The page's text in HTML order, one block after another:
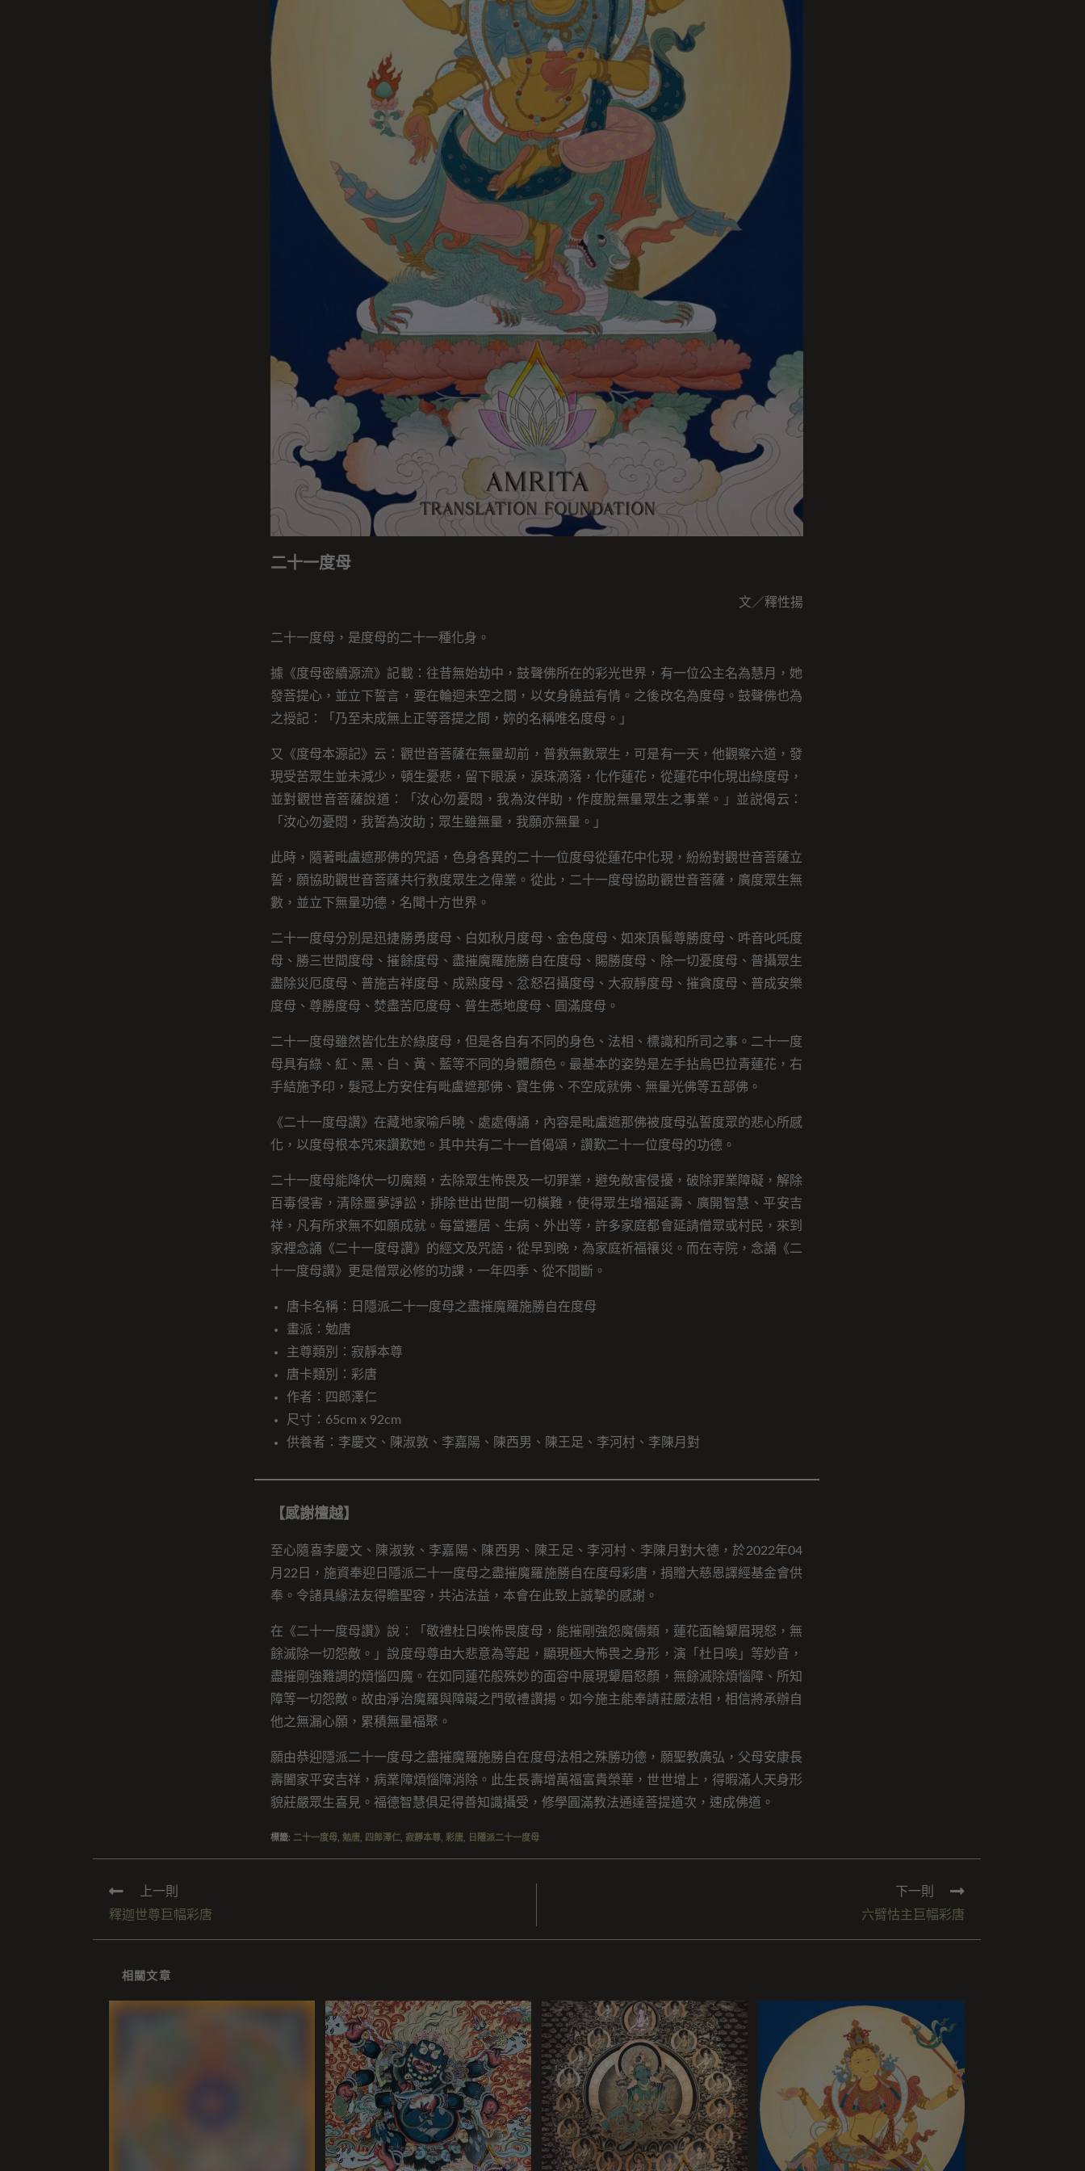
二十一度母
文／釋性揚
二十一度母，是度母的二十一種化身。
據《度母密續源流》記載：往昔無始劫中，鼓聲佛所在的彩光世界，有一位公主名為慧月，她
發菩提心，並立下誓言，要在輪迴未空之間，以女身饒益有情。之後改名為度母。鼓聲佛也為
之授記：「乃至未成無上正等菩提之間，妳的名稱唯名度母。」
又《度母本源記》云：觀世音菩薩在無量刧前，普救無數眾生，可是有一天，他觀察六道，發
現受苦眾生並未減少，頓生憂悲，留下眼淚，淚珠滴落，化作蓮花，從蓮花中化現出綠度母，
並對觀世音菩薩說道：「汝心勿憂悶，我為汝伴助，作度脫無量眾生之事業。」並説偈云：
「汝心勿憂悶，我誓為汝助；眾生雖無量，我願亦無量。」
此時，隨著毗盧遮那佛的咒語，色身各異的二十一位度母從蓮花中化現，紛紛對觀世音菩薩立
誓，願協助觀世音菩薩共行救度眾生之偉業。從此，二十一度母協助觀世音菩薩，廣度眾生無
數，並立下無量功德，名聞十方世界。
二十一度母分別是迅捷勝勇度母、白如秋月度母、金色度母、如來頂髻尊勝度母、吽音叱吒度
母、勝三世間度母、摧餘度母、盡摧魔羅施勝自在度母、賜勝度母、除一切憂度母、普攝眾生
盡除災厄度母、普施吉祥度母、成熟度母、忿怒召攝度母、大寂靜度母、摧貪度母、普成安樂
度母、尊勝度母、焚盡苦厄度母、普生悉地度母、圓滿度母。
二十一度母雖然皆化生於綠度母，但是各自有不同的身色、法相、標識和所司之事。二十一度
母具有綠、紅、黑、白、黃、藍等不同的身體顏色。最基本的姿勢是左手拈烏巴拉青蓮花，右
手結施予印，髮冠上方安住有毗盧遮那佛、寶生佛、不空成就佛、無量光佛等五部佛。
《二十一度母讚》在藏地家喻戶曉、處處傳誦，內容是毗盧遮那佛被度母弘誓度眾的悲心所感
化，以度母根本咒來讚歎她。其中共有二十一首偈頌，讚歎二十一位度母的功德。
二十一度母能降伏一切魔類，去除眾生怖畏及一切罪業，避免敵害侵擾，破除罪業障礙，解除
百毒侵害，清除噩夢諍訟，排除世出世間一切橫難，使得眾生增福延壽、廣開智慧、平安吉
祥，凡有所求無不如願成就。每當遷居、生病、外出等，許多家庭都會延請僧眾或村民，來到
家裡念誦《二十一度母讚》的經文及咒語，從早到晚，為家庭祈福禳災。而在寺院，念誦《二
十一度母讚》更是僧眾必修的功課，一年四季、從不間斷。
唐卡名稱：日隱派二十一度母之盡摧魔羅施勝自在度母
畫派：勉唐
主尊類別：寂靜本尊
唐卡類別：彩唐
作者：四郎澤仁
尺寸：65cm x 92cm
供養者：李慶文、陳淑敦、李嘉陽、陳西男、陳王足、李河村、李陳月對
【感謝檀越】
至心隨喜李慶文、陳淑敦、李嘉陽、陳西男、陳王足、李河村、李陳月對大德，於2022年04
月22日，施資奉迎日隱派二十一度母之盡摧魔羅施勝自在度母彩唐，捐贈大慈恩譯經基金會供
奉。令諸具緣法友得瞻聖容，共沾法益，本會在此致上誠摯的感謝。
在《二十一度母讚》說：「敬禮杜日唉怖畏度母，能摧剛強怨魔儔類，蓮花面輪顰眉現怒，無
餘滅除一切怨敵。」說度母尊由大悲意為等起，顯現極大怖畏之身形，演「杜日唉」等妙音，
盡摧剛強難調的煩惱四魔。在如同蓮花般殊妙的面容中展現顰眉怒顏，無餘滅除煩惱障、所知
障等一切怨敵。故由淨治魔羅與障礙之門敬禮讚揚。如今施主能奉請莊嚴法相，相信將承辦自
他之無漏心願，累積無量福聚。
願由恭迎隱派二十一度母之盡摧魔羅施勝自在度母法相之殊勝功德，願聖教廣弘，父母安康長
壽闔家平安吉祥，病業障煩惱障消除。此生長壽增萬福富貴榮華，世世增上，得暇滿人天身形
貌莊嚴眾生喜見。福德智慧俱足得善知識攝受，修學圓滿教法通達菩提道次，速成佛道。
標籤: 二十一度母, 勉唐, 四郎澤仁 寂靜本尊, 彩唐, 日隱派二十一度母
上一則
釋迦世尊巨幅彩唐
下一則
六臂怙主巨幅彩唐
相關文章